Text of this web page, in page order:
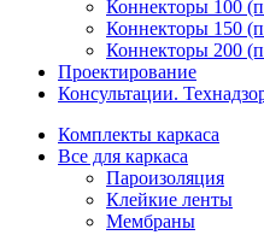
Коннекторы 100
Коннекторы 150
Коннекторы 200
Проектирование
Консультации.
Комплекты каркаса
Все для каркаса
Пароизоляция
Клейкие ленты
Мембраны